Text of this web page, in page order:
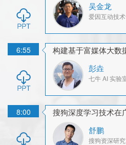
吴金龙
爱因互动技
6:55
构建基于富媒体大数
彭垚
七牛AI 实验
8:00
搜狗深度学习技术在
舒鹏
搜狗资深研